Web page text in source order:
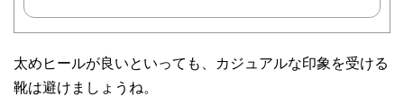
太めヒールが良いといっても、カジュアルな印象を受ける
靴は避けましょうね。